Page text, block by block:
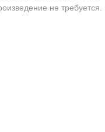
не требуется.